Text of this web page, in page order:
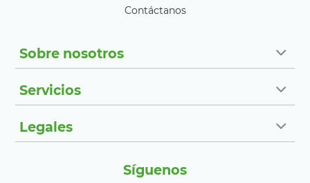
Contáctanos
Sobre nosotros
Servicios
Legales
Síguenos